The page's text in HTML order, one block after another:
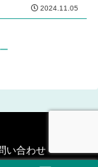
2024.11.05
い合わせ